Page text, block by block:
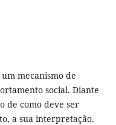
mecanismo de
social. Diante
de como deve ser
a sua interpretação.